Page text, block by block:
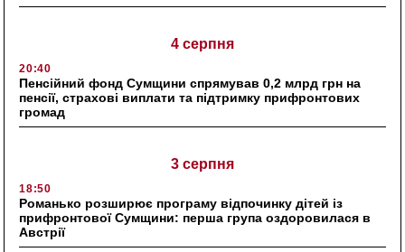
4 серпня
20:40
Пенсійний фонд Сумщини спрямував 0,2 млрд грн на
пенсії, страхові виплати та підтримку прифронтових
громад
3 серпня
18:50
Романько розширює програму відпочинку дітей із
прифронтової Сумщини: перша група оздоровилася в
Австрії